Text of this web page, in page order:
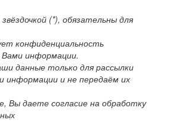
(*), обязательны для
конфиденциальность
информации.
данные только для рассылки
информации и не передаём их
Вы даете согласие на обработку